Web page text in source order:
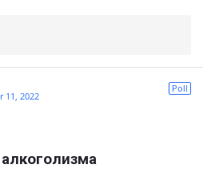
Poll
11, 2022